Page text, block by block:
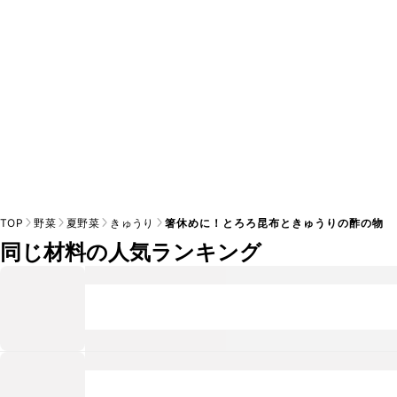
TOP 野菜 夏野菜 きゅうり 箸休めに！とろろ昆布ときゅうりの酢の物
同じ材料の人気ランキング